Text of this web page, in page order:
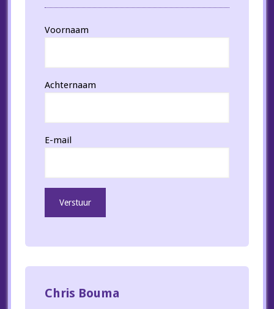
Voornaam
Achternaam
E-mail
Chris Bouma